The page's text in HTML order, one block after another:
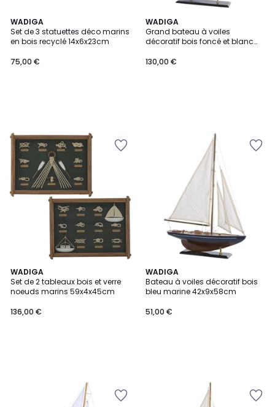
WADIGA
Set de 3 statuettes déco marins
en bois recyclé 14x6x23cm
75,00 €
WADIGA
Grand bateau à voiles
décoratif bois foncé et blanc
130,00 €
WADIGA
Set de 2 tableaux bois et verre
noeuds marins 59x4x45cm
136,00 €
WADIGA
Bateau à voiles décoratif bois
bleu marine 42x9x58cm
51,00 €